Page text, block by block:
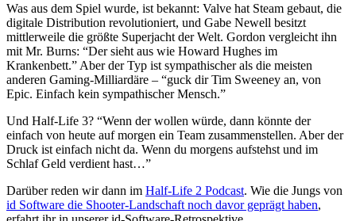
Was aus dem Spiel wurde, ist bekannt: Valve hat Steam gebaut, die
digitale Distribution revolutioniert, und Gabe Newell besitzt
mittlerweile die größte Superjacht der Welt. Gordon vergleicht ihn
mit Mr. Burns: “Der sieht aus wie Howard Hughes im
Krankenbett.” Aber der Typ ist sympathischer als die meisten
anderen Gaming-Milliardäre – “guck dir Tim Sweeney an, von
Epic. Einfach kein sympathischer Mensch.”
Und Half-Life 3? “Wenn der wollen würde, dann könnte der
einfach von heute auf morgen ein Team zusammenstellen. Aber der
Druck ist einfach nicht da. Wenn du morgens aufstehst und im
Schlaf Geld verdient hast…”
Darüber reden wir dann im Half-Life 2 Podcast. Wie die Jungs von
id Software die Shooter-Landschaft noch davor geprägt haben,